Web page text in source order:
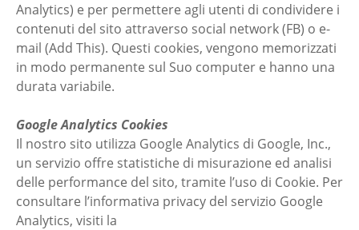
Analytics) e per permettere agli utenti di condividere i
contenuti del sito attraverso social network (FB) o e-
mail (Add This). Questi cookies, vengono memorizzati
in modo permanente sul Suo computer e hanno una
durata variabile.
Google Analytics Cookies
Il nostro sito utilizza Google Analytics di Google, Inc.,
un servizio offre statistiche di misurazione ed analisi
delle performance del sito, tramite l’uso di Cookie. Per
consultare l’informativa privacy del servizio Google
Analytics, visiti la